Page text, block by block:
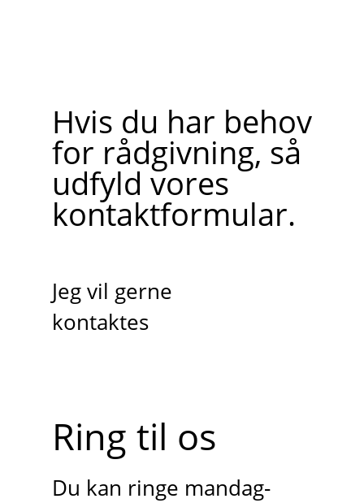
Hvis du har behov
for rådgivning, så
udfyld vores
kontaktformular.
Jeg vil gerne
kontaktes
Ring til os
Du kan ringe mandag-